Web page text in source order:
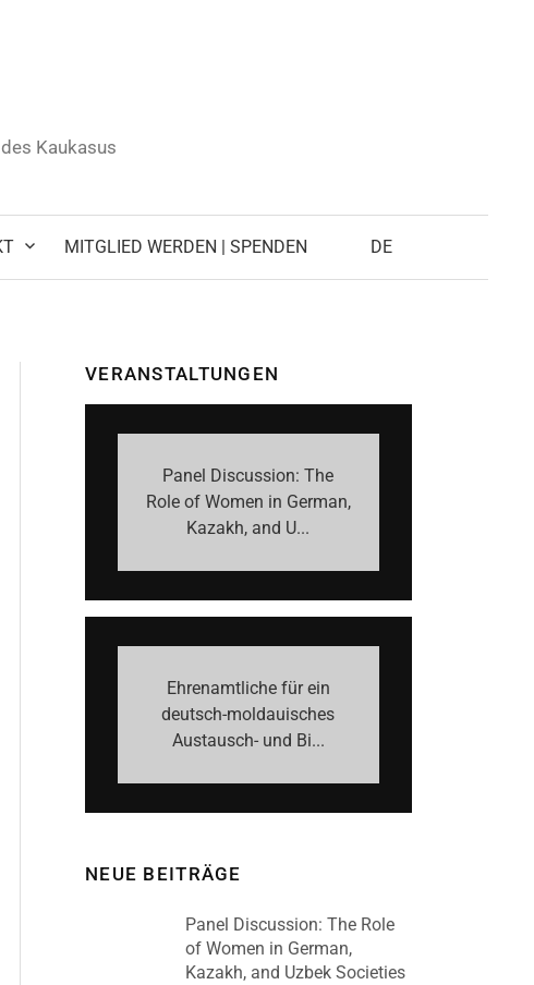
Kaukasus
MITGLIED WERDEN | SPENDEN DE
Suchen
VERANSTALTUNGEN
Panel Discussion: The
Role of Women in German,
Kazakh, and U...
Ehrenamtliche für ein
deutsch-moldauisches
Austausch- und Bi...
NEUE BEITRÄGE
Panel Discussion: The Role
of Women in German,
Kazakh, and Uzbek Societies